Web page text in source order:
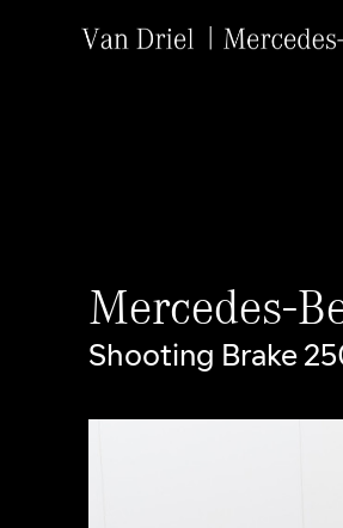
Mercedes-
Shooting Brake